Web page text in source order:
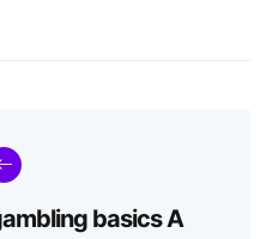
basics A